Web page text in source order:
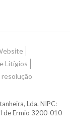
Litígios
Lda. NIPC:
de Ermio 3200-010